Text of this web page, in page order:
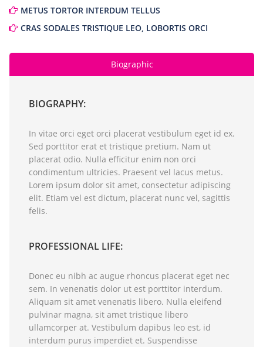
METUS TORTOR INTERDUM TELLUS
CRAS SODALES TRISTIQUE LEO, LOBORTIS ORCI
Biographic
BIOGRAPHY:
In vitae orci eget orci placerat vestibulum eget id ex.
Sed porttitor erat et tristique pretium. Nam ut
placerat odio. Nulla efficitur enim non orci
condimentum ultricies. Praesent vel lacus metus.
Lorem ipsum dolor sit amet, consectetur adipiscing
elit. Etiam vel est dictum, placerat nunc vel, sagittis
felis.
PROFESSIONAL LIFE:
Donec eu nibh ac augue rhoncus placerat eget nec
sem. In venenatis dolor ut est porttitor interdum.
Aliquam sit amet venenatis libero. Nulla eleifend
pulvinar magna, sit amet tristique libero
ullamcorper at. Vestibulum dapibus leo est, id
interdum purus imperdiet et. Suspendisse